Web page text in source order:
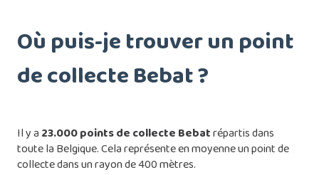
Où puis-je trouver un point
de collecte Bebat ?
Il y a 23.000 points de collecte Bebatrépartis dans
toute la Belgique. Cela représente en moyenne un point de
collecte dans un rayon de 400 mètres.